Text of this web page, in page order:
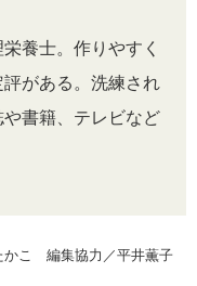
養士。作りやすく
がある。洗練され
書籍、テレビなど
かこ 編集協力／平井薫子